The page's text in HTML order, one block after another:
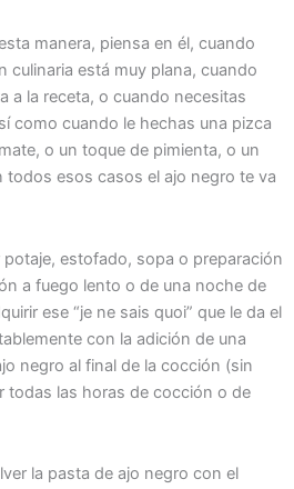
manera, piensa en él, cuando
culinaria está muy plana, cuando
a la receta, o cuando necesitas
como cuando le hechas una pizca
o un toque de pimienta, o un
esos casos el ajo negro te va
estofado, sopa o preparación
a fuego lento o de una noche de
ese “je ne sais quoi” que le da el
con la adición de una
negro al final de la cocción (sin
todas las horas de cocción o de
la pasta de ajo negro con el